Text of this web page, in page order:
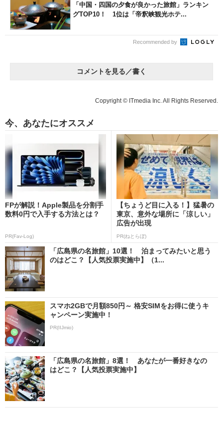
「中国・四国の夕食が良かった旅館」ランキン
グTOP10！ 1位は「帝釈峡観光ホテ...
Recommended by
コメントを見る／書く
Copyright © ITmedia Inc. All Rights Reserved.
今、あなたにオススメ
FPが解説！Apple製品を分割手
数料0円で入手する方法とは？
PR(Fav-Log)
【ちょうど目に入る！】猛暑の
東京、意外な場所に「涼しい」
広告が出現
PR(ねとらぼ)
「広島県の名旅館」10選！ 泊まってみたいと思う
のはどこ？【人気投票実施中】（1...
スマホ2GBで月額850円～ 格安SIMをお得に使うキ
ャンペーン実施中！
PR(IIJmio)
「広島県の名旅館」8選！ あなたが一番好きなの
はどこ？【人気投票実施中】